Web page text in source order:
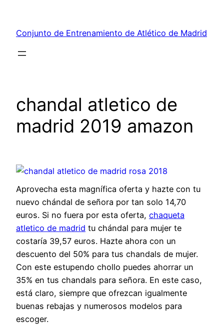
contenido
Conjunto de Entrenamiento de Atlético de Madrid
chandal atletico de
madrid 2019 amazon
Aprovecha esta magnífica oferta y hazte con tu
nuevo chándal de señora por tan solo 14,70
euros. Si no fuera por esta oferta, chaqueta
atletico de madrid tu chándal para mujer te
costaría 39,57 euros. Hazte ahora con un
descuento del 50% para tus chandals de mujer.
Con este estupendo chollo puedes ahorrar un
35% en tus chandals para señora. En este caso,
está claro, siempre que ofrezcan igualmente
buenas rebajas y numerosos modelos para
escoger.